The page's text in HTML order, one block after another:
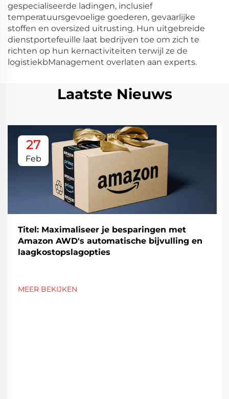
gespecialiseerde ladingen, inclusief
temperatuursgevoelige goederen, gevaarlijke
stoffen en oversized uitrusting. Hun uitgebreide
dienstportefeuille laat bedrijven toe om zich te
richten op hun kernactiviteiten terwijl ze de
logistiekbManagement overlaten aan experts.
Laatste Nieuws
27
Feb
Titel: Maximaliseer je besparingen met
Amazon AWD's automatische bijvulling en
laagkostopslagopties
MEER BEKIJKEN